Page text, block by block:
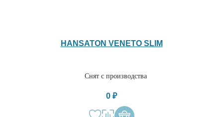
HANSATON VENETO SLIM
Снят с производства
0 ₽